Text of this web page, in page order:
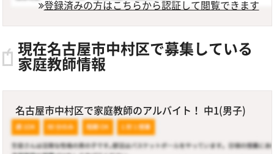
登録済みの方はこちらから認証して閲覧できます
現在名古屋市中村区で募集している
家庭教師情報
名古屋市中村区で家庭教師のアルバイト！ 中1(男子)